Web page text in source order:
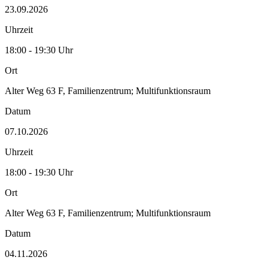
23.09.2026
Uhrzeit
18:00 - 19:30 Uhr
Ort
Alter Weg 63 F, Familienzentrum; Multifunktionsraum
Datum
07.10.2026
Uhrzeit
18:00 - 19:30 Uhr
Ort
Alter Weg 63 F, Familienzentrum; Multifunktionsraum
Datum
04.11.2026